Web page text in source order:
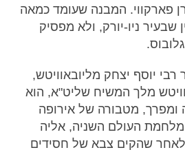
770 איסטרן פארקווי. המבנה שעומד כמאה
ניו-יורק, ולא מפסיק
יוסף יצחק מליובאוויטש,
מלך המשיח שליט"א, הוא
מטבורה של אירופה
העולם השניה, אליה
שהקים צבא של חסידים